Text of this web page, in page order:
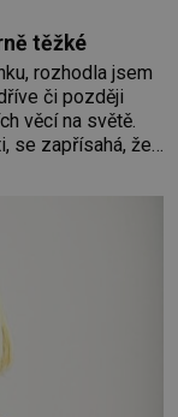
těžké
rozhodla jsem
či později
věcí na světě.
se zapřísahá, že